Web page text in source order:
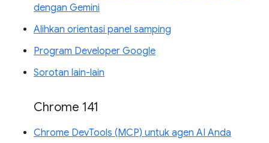
dengan Gemini
Alihkan orientasi panel samping
Program Developer Google
Sorotan lain-lain
Chrome 141
Chrome DevTools (MCP) untuk agen AI Anda